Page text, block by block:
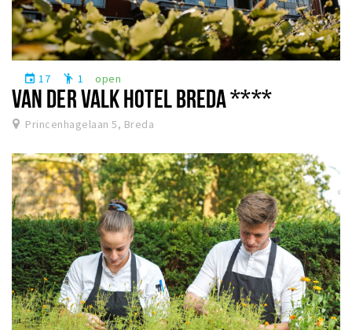
event 17 emoji_people 1 open
VAN DER VALK HOTEL BREDA ****
Princenhagelaan 5, Breda